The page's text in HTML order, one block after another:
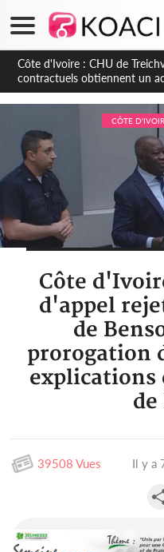
Côte d'Ivoire : CHU de
contractuels obtiennent un
arriérés du SMIG 2023
CÔTE
Côte
d'appel
de
prorogation
explications
de
39508 Vues Il y a